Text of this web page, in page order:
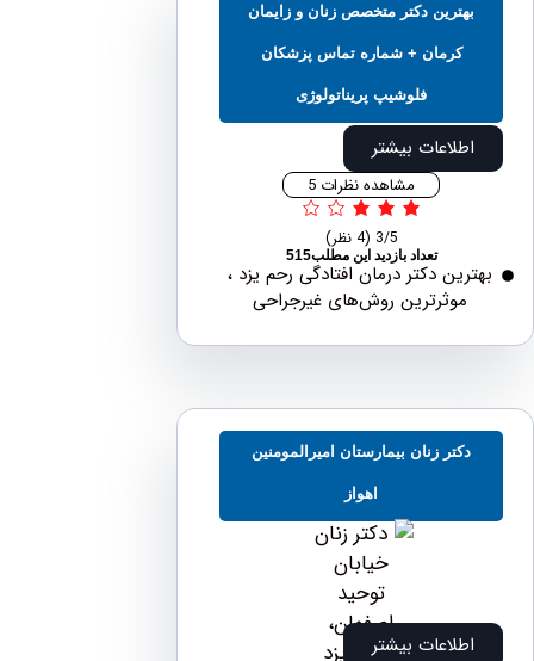
دكتر متخصص زنان و زايمان
کرمان + شماره تماس پزشکان
فلوشیپ پریناتولوژی
بیشتر
مشاهده نظرات 5
تعداد بازدید این مطلب515
دکتر درمان افتادگی رحم یزد ،
موثرترین روش‌های غیرجراحی
دکتر زنان بیمارستان امیرالمومنین
بیشتر